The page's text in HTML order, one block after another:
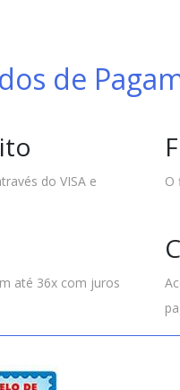
de
do VISA e
O
até 36x com juros